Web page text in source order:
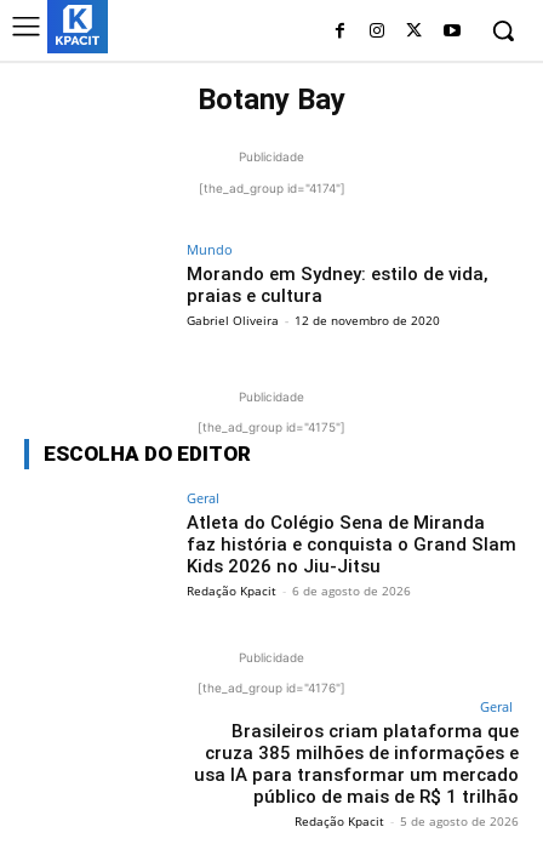
Botany Bay
Publicidade
[the_ad_group id="4174"]
Mundo
Morando em Sydney: estilo de vida,
praias e cultura
Gabriel Oliveira - 12 de novembro de 2020
Publicidade
[the_ad_group id="4175"]
ESCOLHA DO EDITOR
Geral
Atleta do Colégio Sena de Miranda
faz história e conquista o Grand Slam
Kids 2026 no Jiu-Jitsu
Redação Kpacit - 6 de agosto de 2026
Publicidade
[the_ad_group id="4176"]
Geral
Brasileiros criam plataforma que
cruza 385 milhões de informações e
usa IA para transformar um mercado
público de mais de R$ 1 trilhão
Redação Kpacit - 5 de agosto de 2026